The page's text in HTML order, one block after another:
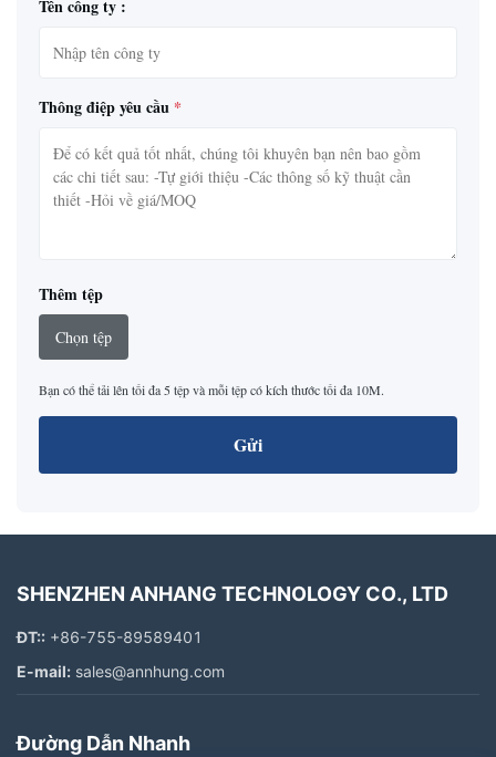
Tên công ty :
Thông điệp yêu cầu *
Thêm tệp
Chọn tệp
Bạn có thể tải lên tối đa 5 tệp và mỗi tệp có kích thước tối đa 10M.
Gửi
SHENZHEN ANHANG TECHNOLOGY CO., LTD
ĐT:: +86-755-89589401
E-mail: sales@annhung.com
Đường Dẫn Nhanh